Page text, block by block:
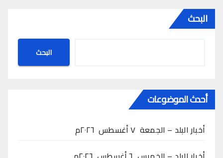
البحث
البحث
أحدث الموضوعات
أخبار البلد – الجمعة ٧ أغسطس ٢٠٢٦م